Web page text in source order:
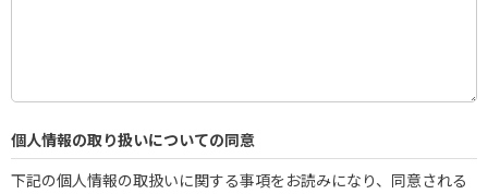
個人情報の取り扱いについての同意
下記の個人情報の取扱いに関する事項をお読みになり、同意される